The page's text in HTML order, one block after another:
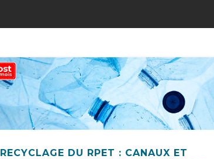
RECYCLAGE DU RPET : CANAUX ET